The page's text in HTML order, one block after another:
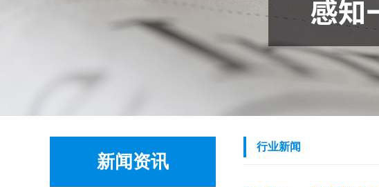
新闻资讯
行业新闻